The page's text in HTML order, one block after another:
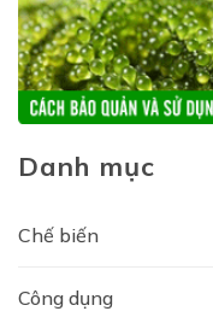
Danh mục
Chế biến
Công dụng